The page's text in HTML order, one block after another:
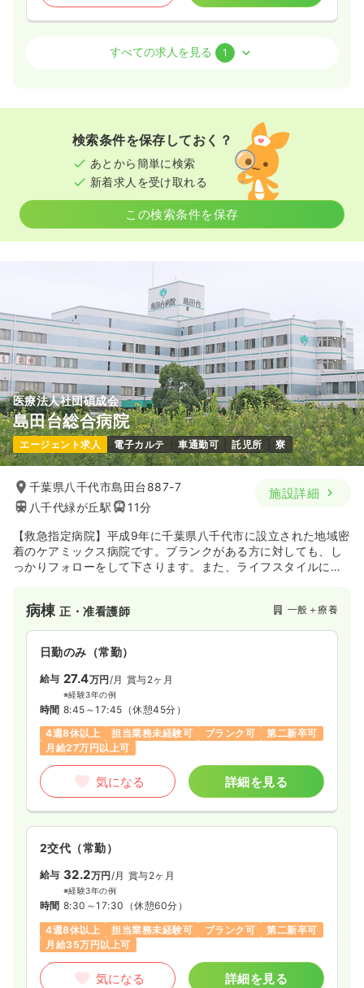
正・准看護師
8:30～17:00
日曜休み
ブランク可 月給32万円以上可
気になる 詳細を見る
すべての求人を見る 1
検索条件を保存しておく？
あとから簡単に検索
新着求人を受け取れる
この検索条件を保存
医療法人社団碩成会
島田台総合病院
エージェント求人 電子カルテ 車通勤可 託児所 寮
千葉県八千代市島田台887-7
八千代緑が丘駅
11分
施設詳細
【救急指定病院】平成9年に千葉県八千代市に設立された地域密
着のケアミックス病院です。ブランクがある方に対しても、し
っかりフォローをして下さります。また、ライフスタイルに合
病棟正・准看護師 一般＋療養
日勤のみ（常勤）
給与 27.4万円 /月 賞与2ヶ月
※経験3年の例
時間 8:45～17:45 （休憩45分）
4週8休以上
担当業務未経験可 ブランク可
第二新卒可
月給27万円以上可
気になる 詳細を見る
2交代（常勤）
給与 32.2万円/月 賞与2ヶ月
※経験3年の例
時間 8:30～17:30 （休憩60分）
4週8休以上
担当業務未経験可 ブランク可
第二新卒可
月給35万円以上可
気になる 詳細を見る